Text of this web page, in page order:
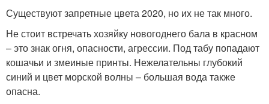
Существуют запретные цвета 2020, но их не так много.
Не стоит встречать хозяйку новогоднего бала в красном
– это знак огня, опасности, агрессии. Под табу попадают
кошачьи и змеиные принты. Нежелательны глубокий
синий и цвет морской волны – большая вода также
опасна.